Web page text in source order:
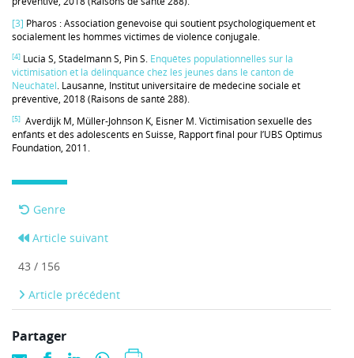
[3] Pharos : Association genevoise qui soutient psychologiquement et
socialement les hommes victimes de violence conjugale.
[4] Lucia S, Stadelmann S, Pin S. Enquêtes populationnelles sur la
victimisation et la délinquance chez les jeunes dans le canton de
Neuchâtel. Lausanne, Institut universitaire de médecine sociale et
préventive, 2018 (Raisons de santé 288).
[5] Averdijk M, Müller-Johnson K, Eisner M. Victimisation sexuelle des
enfants et des adolescents en Suisse, Rapport final pour l’UBS Optimus
Foundation, 2011.
Genre
Article suivant
43 / 156
Article précédent
Partager